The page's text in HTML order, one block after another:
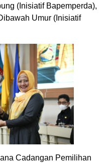
(Inisiatif Bapemperda),
Umur (Inisiatif
Cadangan Pemilihan